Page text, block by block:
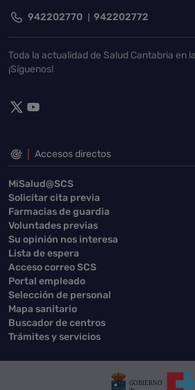
942202770 942202772
Toda la actualidad de Salud Cantabria en
¡Síguenos!
Accesos directos
MiSalud@SCS
Solicitar cita previa
Farmacias de guardia
Voluntades previas
Su opinión nos interesa
Lista de espera
Acceso correo SCS
Portal empleado
Selección de personal
Mapa sanitario
Buscador de centros
Trámites y servicios